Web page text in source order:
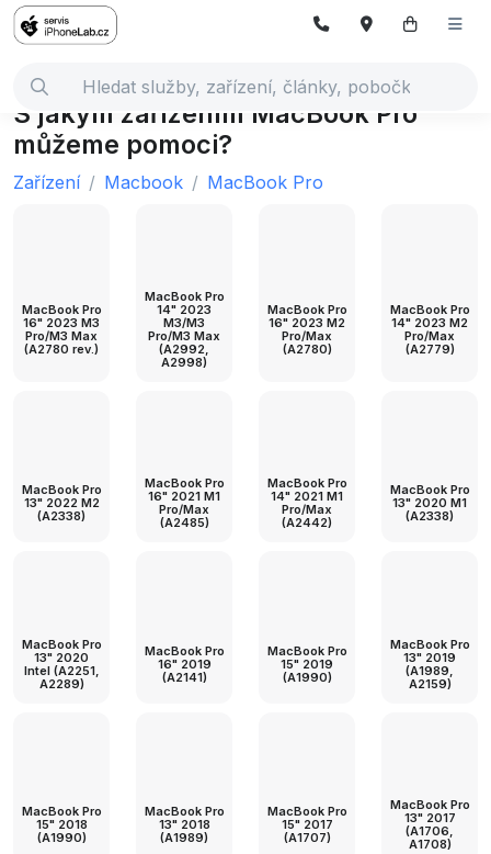
S jakým zařízením MacBook Pro
můžeme pomoci?
Zařízení Macbook MacBook Pro
MacBook Pro
16" 2023 M3
Pro/M3 Max
(A2780 rev.)
MacBook Pro
14" 2023
M3/M3
Pro/M3 Max
(A2992,
A2998)
MacBook Pro
16" 2023 M2
Pro/Max
(A2780)
MacBook Pro
14" 2023 M2
Pro/Max
(A2779)
MacBook Pro
13" 2022 M2
(A2338)
MacBook Pro
16" 2021 M1
Pro/Max
(A2485)
MacBook Pro
14" 2021 M1
Pro/Max
(A2442)
MacBook Pro
13" 2020 M1
(A2338)
MacBook Pro
13" 2020
Intel (A2251,
A2289)
MacBook Pro
16" 2019
(A2141)
MacBook Pro
15" 2019
(A1990)
MacBook Pro
13" 2019
(A1989,
A2159)
MacBook Pro
15" 2018
(A1990)
MacBook Pro
13" 2018
(A1989)
MacBook Pro
15" 2017
(A1707)
MacBook Pro
13" 2017
(A1706,
A1708)